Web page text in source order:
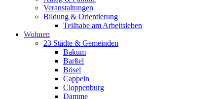
Veranstaltungen
Bildung & Orientierung
Teilhabe am Arbeitsleben
Wohnen
23 Städte & Gemeinden
Bakum
Barßel
Bösel
Cappeln
Cloppenburg
Damme